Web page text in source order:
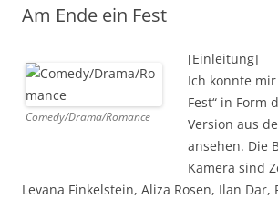
Am Ende ein Fest
Comedy/Drama/Romance
[Einleitung]
Ich konnte
Fest“ in Form
Version aus
ansehen. Die
Kamera sind
Levana Finkelstein, Aliza Rosen, Ilan Dar,